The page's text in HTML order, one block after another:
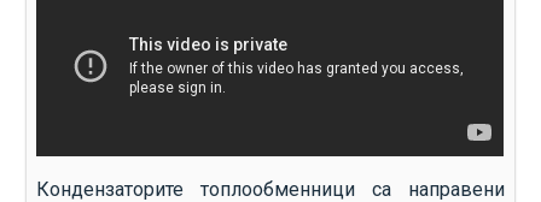
Кондензаторите топлообменници са направени